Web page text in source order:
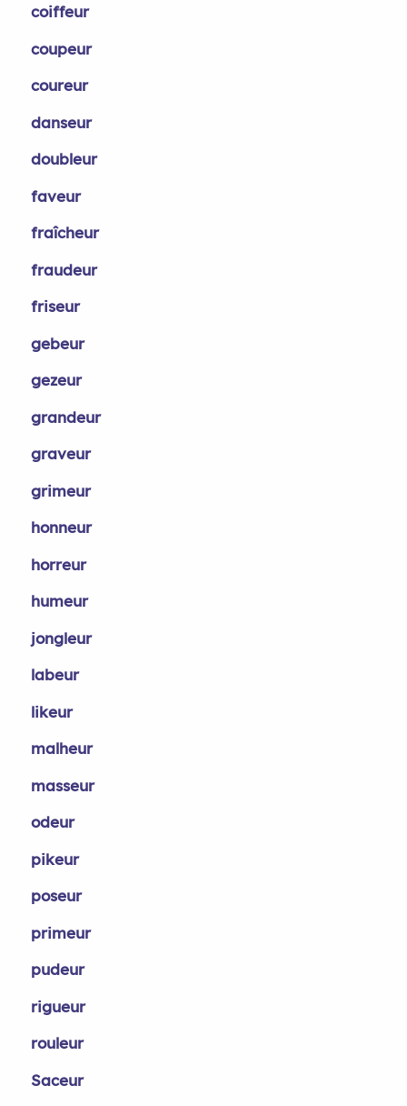
coiffeur
coupeur
coureur
danseur
doubleur
faveur
fraîcheur
fraudeur
friseur
gebeur
gezeur
grandeur
graveur
grimeur
honneur
horreur
humeur
jongleur
labeur
likeur
malheur
masseur
odeur
pikeur
poseur
primeur
pudeur
rigueur
rouleur
Saceur